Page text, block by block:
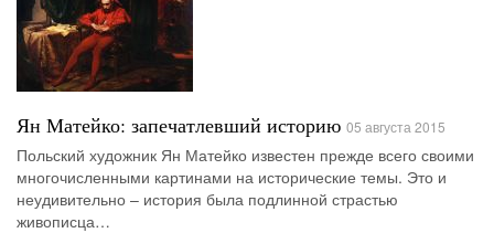
Ян Матейко: запечатлевший историю 05 августа 2015
Польский художник Ян Матейко известен прежде всего своими
многочисленными картинами на исторические темы. Это и
неудивительно – история была подлинной страстью
живописца…